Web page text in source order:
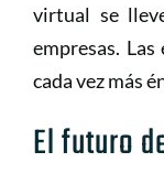
virtual se
empresas.
cada vez más
El futuro